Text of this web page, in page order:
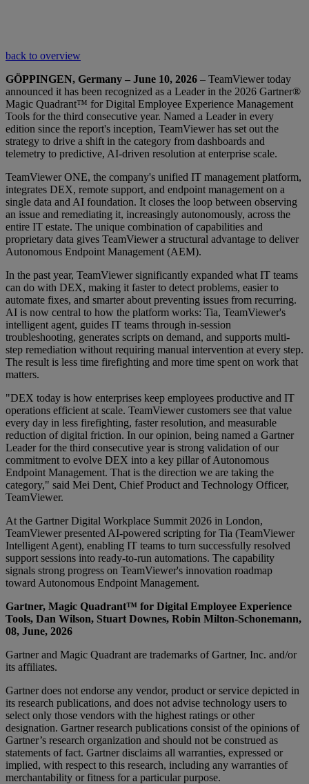
back to overview
GÖPPINGEN, Germany – June 10, 2026 – TeamViewer today
announced it has been recognized as a Leader in the 2026 Gartner®
Magic Quadrant™ for Digital Employee Experience Management
Tools for the third consecutive year. Named a Leader in every
edition since the report's inception, TeamViewer has set out the
strategy to drive a shift in the category from dashboards and
telemetry to predictive, AI-driven resolution at enterprise scale.
TeamViewer ONE, the company's unified IT management platform,
integrates DEX, remote support, and endpoint management on a
single data and AI foundation. It closes the loop between observing
an issue and remediating it, increasingly autonomously, across the
entire IT estate. The unique combination of capabilities and
proprietary data gives TeamViewer a structural advantage to deliver
Autonomous Endpoint Management (AEM).
In the past year, TeamViewer significantly expanded what IT teams
can do with DEX, making it faster to detect problems, easier to
automate fixes, and smarter about preventing issues from recurring.
AI is now central to how the platform works: Tia, TeamViewer's
intelligent agent, guides IT teams through in-session
troubleshooting, generates scripts on demand, and supports multi-
step remediation without requiring manual intervention at every step.
The result is less time firefighting and more time spent on work that
matters.
"DEX today is how enterprises keep employees productive and IT
operations efficient at scale. TeamViewer customers see that value
every day in less firefighting, faster resolution, and measurable
reduction of digital friction. In our opinion, being named a Gartner
Leader for the third consecutive year is strong validation of our
commitment to evolve DEX into a key pillar of Autonomous
Endpoint Management. That is the direction we are taking the
category," said Mei Dent, Chief Product and Technology Officer,
TeamViewer.
At the Gartner Digital Workplace Summit 2026 in London,
TeamViewer presented AI-powered scripting for Tia (TeamViewer
Intelligent Agent), enabling IT teams to turn successfully resolved
support sessions into ready-to-run automations. The capability
signals strong progress on TeamViewer's innovation roadmap
toward Autonomous Endpoint Management.
Gartner, Magic Quadrant™ for Digital Employee Experience
Tools, Dan Wilson, Stuart Downes, Robin Milton-Schonemann,
08, June, 2026
Gartner and Magic Quadrant are trademarks of Gartner, Inc. and/or
its affiliates.
Gartner does not endorse any vendor, product or service depicted in
its research publications, and does not advise technology users to
select only those vendors with the highest ratings or other
designation. Gartner research publications consist of the opinions of
Gartner’s research organization and should not be construed as
statements of fact. Gartner disclaims all warranties, expressed or
implied, with respect to this research, including any warranties of
merchantability or fitness for a particular purpose.